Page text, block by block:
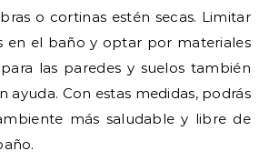
o cortinas estén secas. Limitar
en el baño y optar por materiales
las paredes y suelos también
ayuda. Con estas medidas, podrás
más saludable y libre de